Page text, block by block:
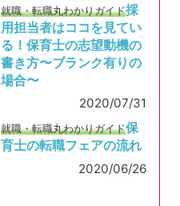
就職・転職丸わかりガイド採
用担当者はココを見てい
る！保育士の志望動機の
書き方〜ブランク有りの
場合〜
2020/07/31
就職・転職丸わかりガイド保
育士の転職フェアの流れ
2020/06/26